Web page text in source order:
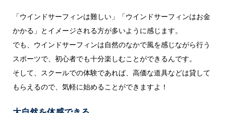
「ウインドサーフィンは難しい」「ウインドサーフィンはお金
かかる」とイメージされる方が多いように感じます。
でも、ウインドサーフィンは自然のなかで風を感じながら行う
スポーツで、初心者でも十分楽しむことができるんです。
そして、スクールでの体験であれば、高価な道具などは貸して
もらえるので、気軽に始めることができますよ！